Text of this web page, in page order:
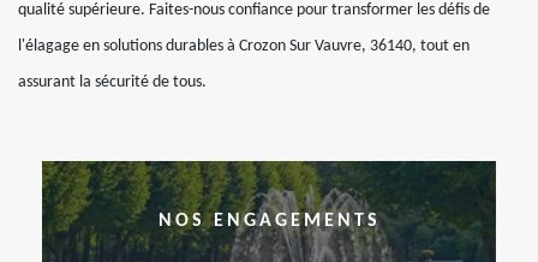
qualité supérieure. Faites-nous confiance pour transformer les défis de
l'élagage en solutions durables à Crozon Sur Vauvre, 36140, tout en
assurant la sécurité de tous.
NOS ENGAGEMENTS